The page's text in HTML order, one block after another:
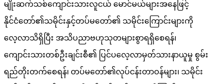
မျိုးဆက်သစ်ကျောင်းသားလူငယ် မောင်မယ်များအနေဖြင့်
နိုင်ငံတော်၏သမိုင်းနှင့်တပ်မတော်၏ သမိုင်းကြောင်းများကို
လေ့လာသိရှိပြီး အသိပညာဗဟုသုတများစွာရရှိစေရန်၊
ကျောင်းသားတစ်ဦးချင်းစီ၏ ပြင်ပလေ့လာမှတ်သားနာယူမှု စွမ်း
ရည်တိုးတက်စေရန်၊ တပ်မတော်၏လုပ်ငန်းတာဝန်များ၊ သမိုင်း